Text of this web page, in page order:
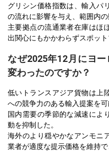
グリシン価格指数は、輸入パ
の流れに影響を与え、範囲内の
主要拠点の流通業者在庫はほ
出関心にもかかわらずスポット
なぜ2025年12月にヨ
変わったのですか？
低いトランスアジア貨物は上
への競争力のある輸入提案を可
国内需要の季節的な減速によ
動を抑制した。
海外のより穏やかなアンモニ
業者が適度な提示価格を維持で